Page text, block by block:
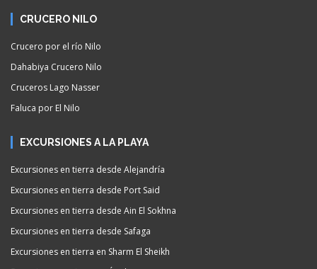
CRUCERO NILO
Crucero por el río Nilo
Dahabiya Crucero Nilo
Cruceros Lago Nasser
Faluca por El Nilo
EXCURSIONES A LA PLAYA
Excursiones en tierra desde Alejandría
Excursiones en tierra desde Port Said
Excursiones en tierra desde Ain El Sokhna
Excursiones en tierra desde Safaga
Excursiones en tierra en Sharm El Sheikh